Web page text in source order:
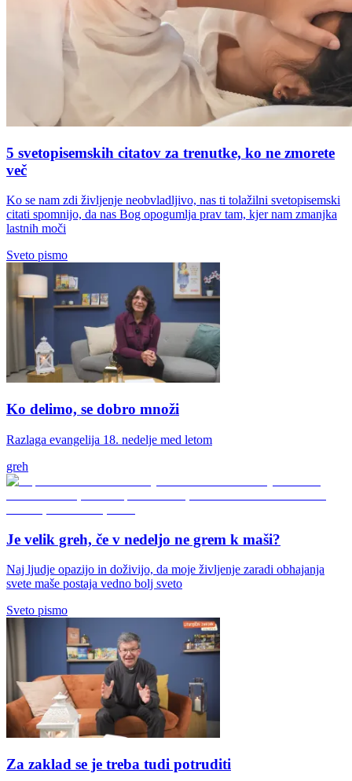
5 svetopisemskih citatov za trenutke, ko ne zmorete
več
Ko se nam zdi življenje neobvladljivo, nas ti tolažilni svetopisemski
citati spomnijo, da nas Bog opogumlja prav tam, kjer nam zmanjka
lastnih moči
Sveto pismo
Ko delimo, se dobro množi
Razlaga evangelija 18. nedelje med letom
greh
Je velik greh, če v nedeljo ne grem k maši?
Naj ljudje opazijo in doživijo, da moje življenje zaradi obhajanja
svete maše postaja vedno bolj sveto
Sveto pismo
Za zaklad se je treba tudi potruditi